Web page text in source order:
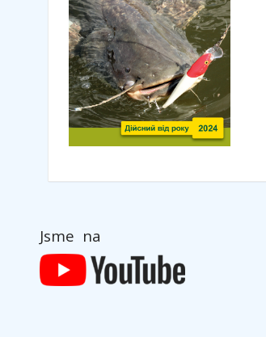
Jsme na